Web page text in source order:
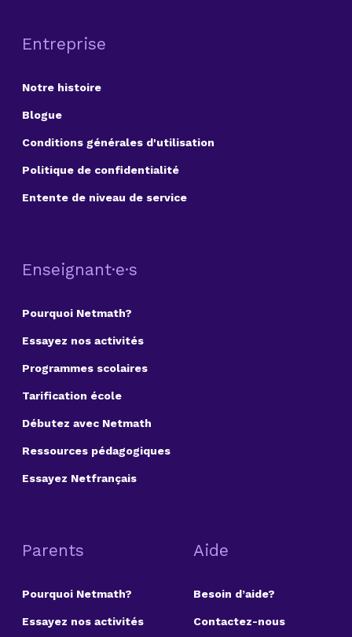
Entreprise
Notre histoire
Blogue
Conditions générales d'utilisation
Politique de confidentialité
Entente de niveau de service
Enseignant·e·s
Pourquoi Netmath?
Essayez nos activités
Programmes scolaires
Tarification école
Débutez avec Netmath
Ressources pédagogiques
Essayez Netfrançais
Parents
Pourquoi Netmath?
Essayez nos activités
Aide
Besoin d’aide?
Contactez-nous